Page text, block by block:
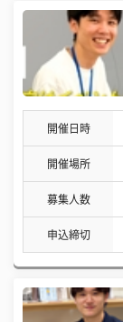
開催日時
開催場所
募集人数
申込締切